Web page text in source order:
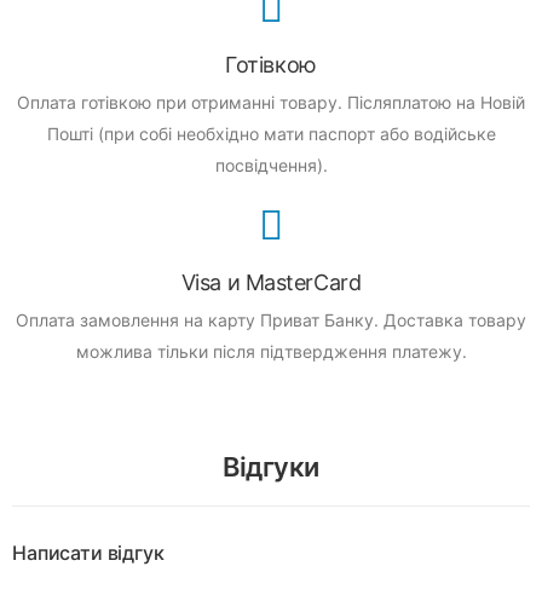
Готівкою
Оплата готівкою при отриманні товару. Післяплатою на Новій
Пошті (при собі необхідно мати паспорт або водійське
посвідчення).
Visa и MasterCard
Оплата замовлення на карту Приват Банку. Доставка товару
можлива тільки після підтвердження платежу.
Відгуки
Написати відгук